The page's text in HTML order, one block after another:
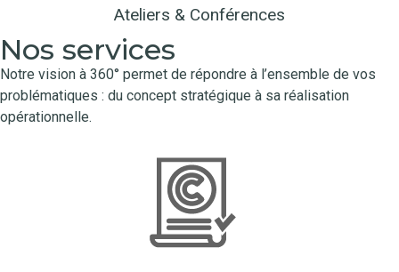
Ateliers & Conférences
Nos services
Notre vision à 360° permet de répondre à l’ensemble de vos
problématiques : du concept stratégique à sa réalisation
opérationnelle.